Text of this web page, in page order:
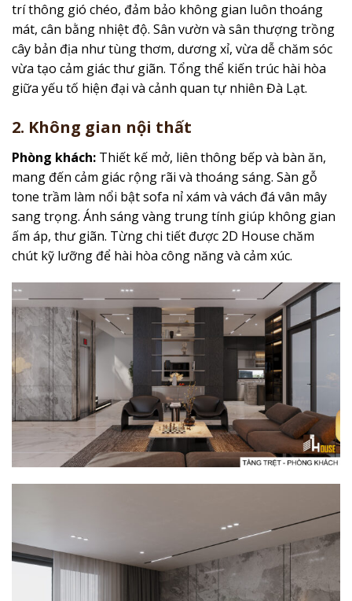
trí thông gió chéo, đảm bảo không gian luôn thoáng
mát, cân bằng nhiệt độ. Sân vườn và sân thượng trồng
cây bản địa như tùng thơm, dương xỉ, vừa dễ chăm sóc
vừa tạo cảm giác thư giãn. Tổng thể kiến trúc hài hòa
giữa yếu tố hiện đại và cảnh quan tự nhiên Đà Lạt.
2. Không gian nội thất
Phòng khách: Thiết kế mở, liên thông bếp và bàn ăn,
mang đến cảm giác rộng rãi và thoáng sáng. Sàn gỗ
tone trầm làm nổi bật sofa nỉ xám và vách đá vân mây
sang trọng. Ánh sáng vàng trung tính giúp không gian
ấm áp, thư giãn. Từng chi tiết được 2D House chăm
chút kỹ lưỡng để hài hòa công năng và cảm xúc.